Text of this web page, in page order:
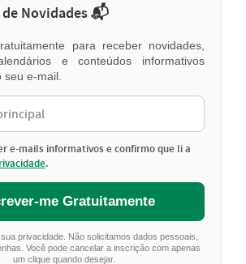
Novidades 📬
para receber novidades,
e conteúdos informativos
e-mail.
e-mails informativos e confirmo que li a
.
me Gratuitamente
privacidade. Não solicitamos dados pessoais,
Você pode cancelar a inscrição com apenas
um clique quando desejar.